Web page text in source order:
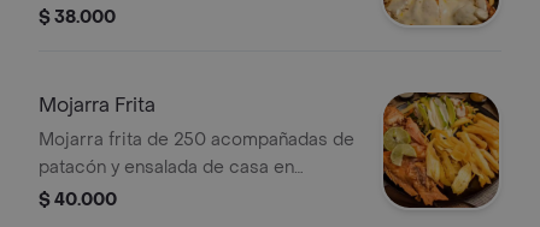
en lechuga, mango, zanahoria y
$ 38.000
Mojarra Frita
Mojarra frita de 250 acompañadas de
patacón y ensalada de casa en
lechuga, zanahoria, mango y aguacate.
$ 40.000